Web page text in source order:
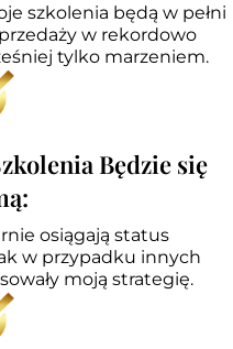
szkolenia będą w pełni
w rekordowo
tylko marzeniem.
Będzie się
osiągają status
w przypadku innych
moją strategię.